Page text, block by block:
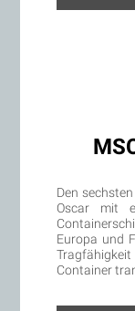
Den
Oscar mit
Europa und
Container